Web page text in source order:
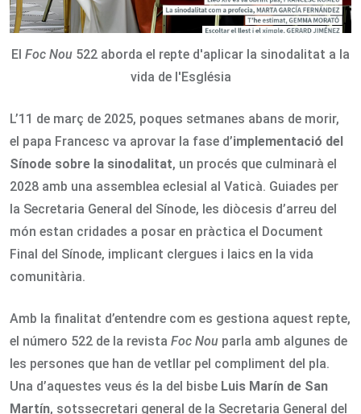
El Foc Nou 522 aborda el repte d'aplicar la sinodalitat a la
vida de l'Església
L’11 de març de 2025, poques setmanes abans de morir,
el papa Francesc va aprovar la fase d’implementació del
Sínode sobre la sinodalitat, un procés que culminarà el
2028 amb una assemblea eclesial al Vaticà. Guiades per
la Secretaria General del Sínode, les diòcesis d’arreu del
món estan cridades a posar en pràctica el Document
Final del Sínode, implicant clergues i laics en la vida
comunitària.
Amb la finalitat d’entendre com es gestiona aquest repte,
el número 522 de la revista Foc Nou parla amb algunes de
les persones que han de vetllar pel compliment del pla.
Una d’aquestes veus és la del bisbe Luis Marín de San
Martín, sotssecretari general de la Secretaria General del